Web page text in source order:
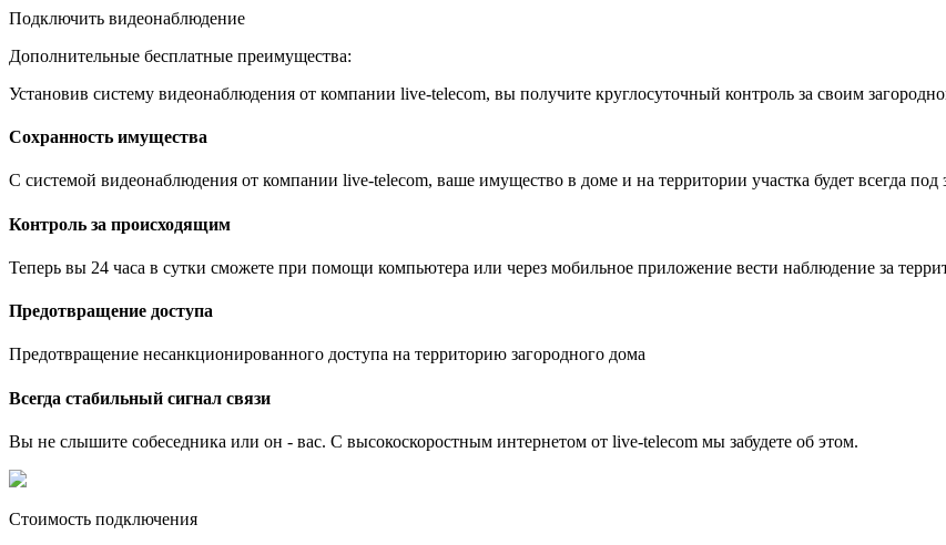
Подключить видеонаблюдение
Дополнительные бесплатные преимущества:
Установив систему видеонаблюдения от компании live-telecom, вы получите круглосуточный контроль за своим
Сохранность имущества
С системой видеонаблюдения от компании live-telecom, ваше имущество в доме и на территории участка будет всегда под
Контроль за происходящим
Теперь вы 24 часа в сутки сможете при помощи компьютера или через мобильное приложение вести наблюдение за
Предотвращение доступа
Предотвращение несанкционированного доступа на территорию загородного дома
Всегда стабильный сигнал связи
Вы не слышите собеседника или он - вас. С высокоскоростным интернетом от live-telecom мы забудете об этом.
Стоимость подключения